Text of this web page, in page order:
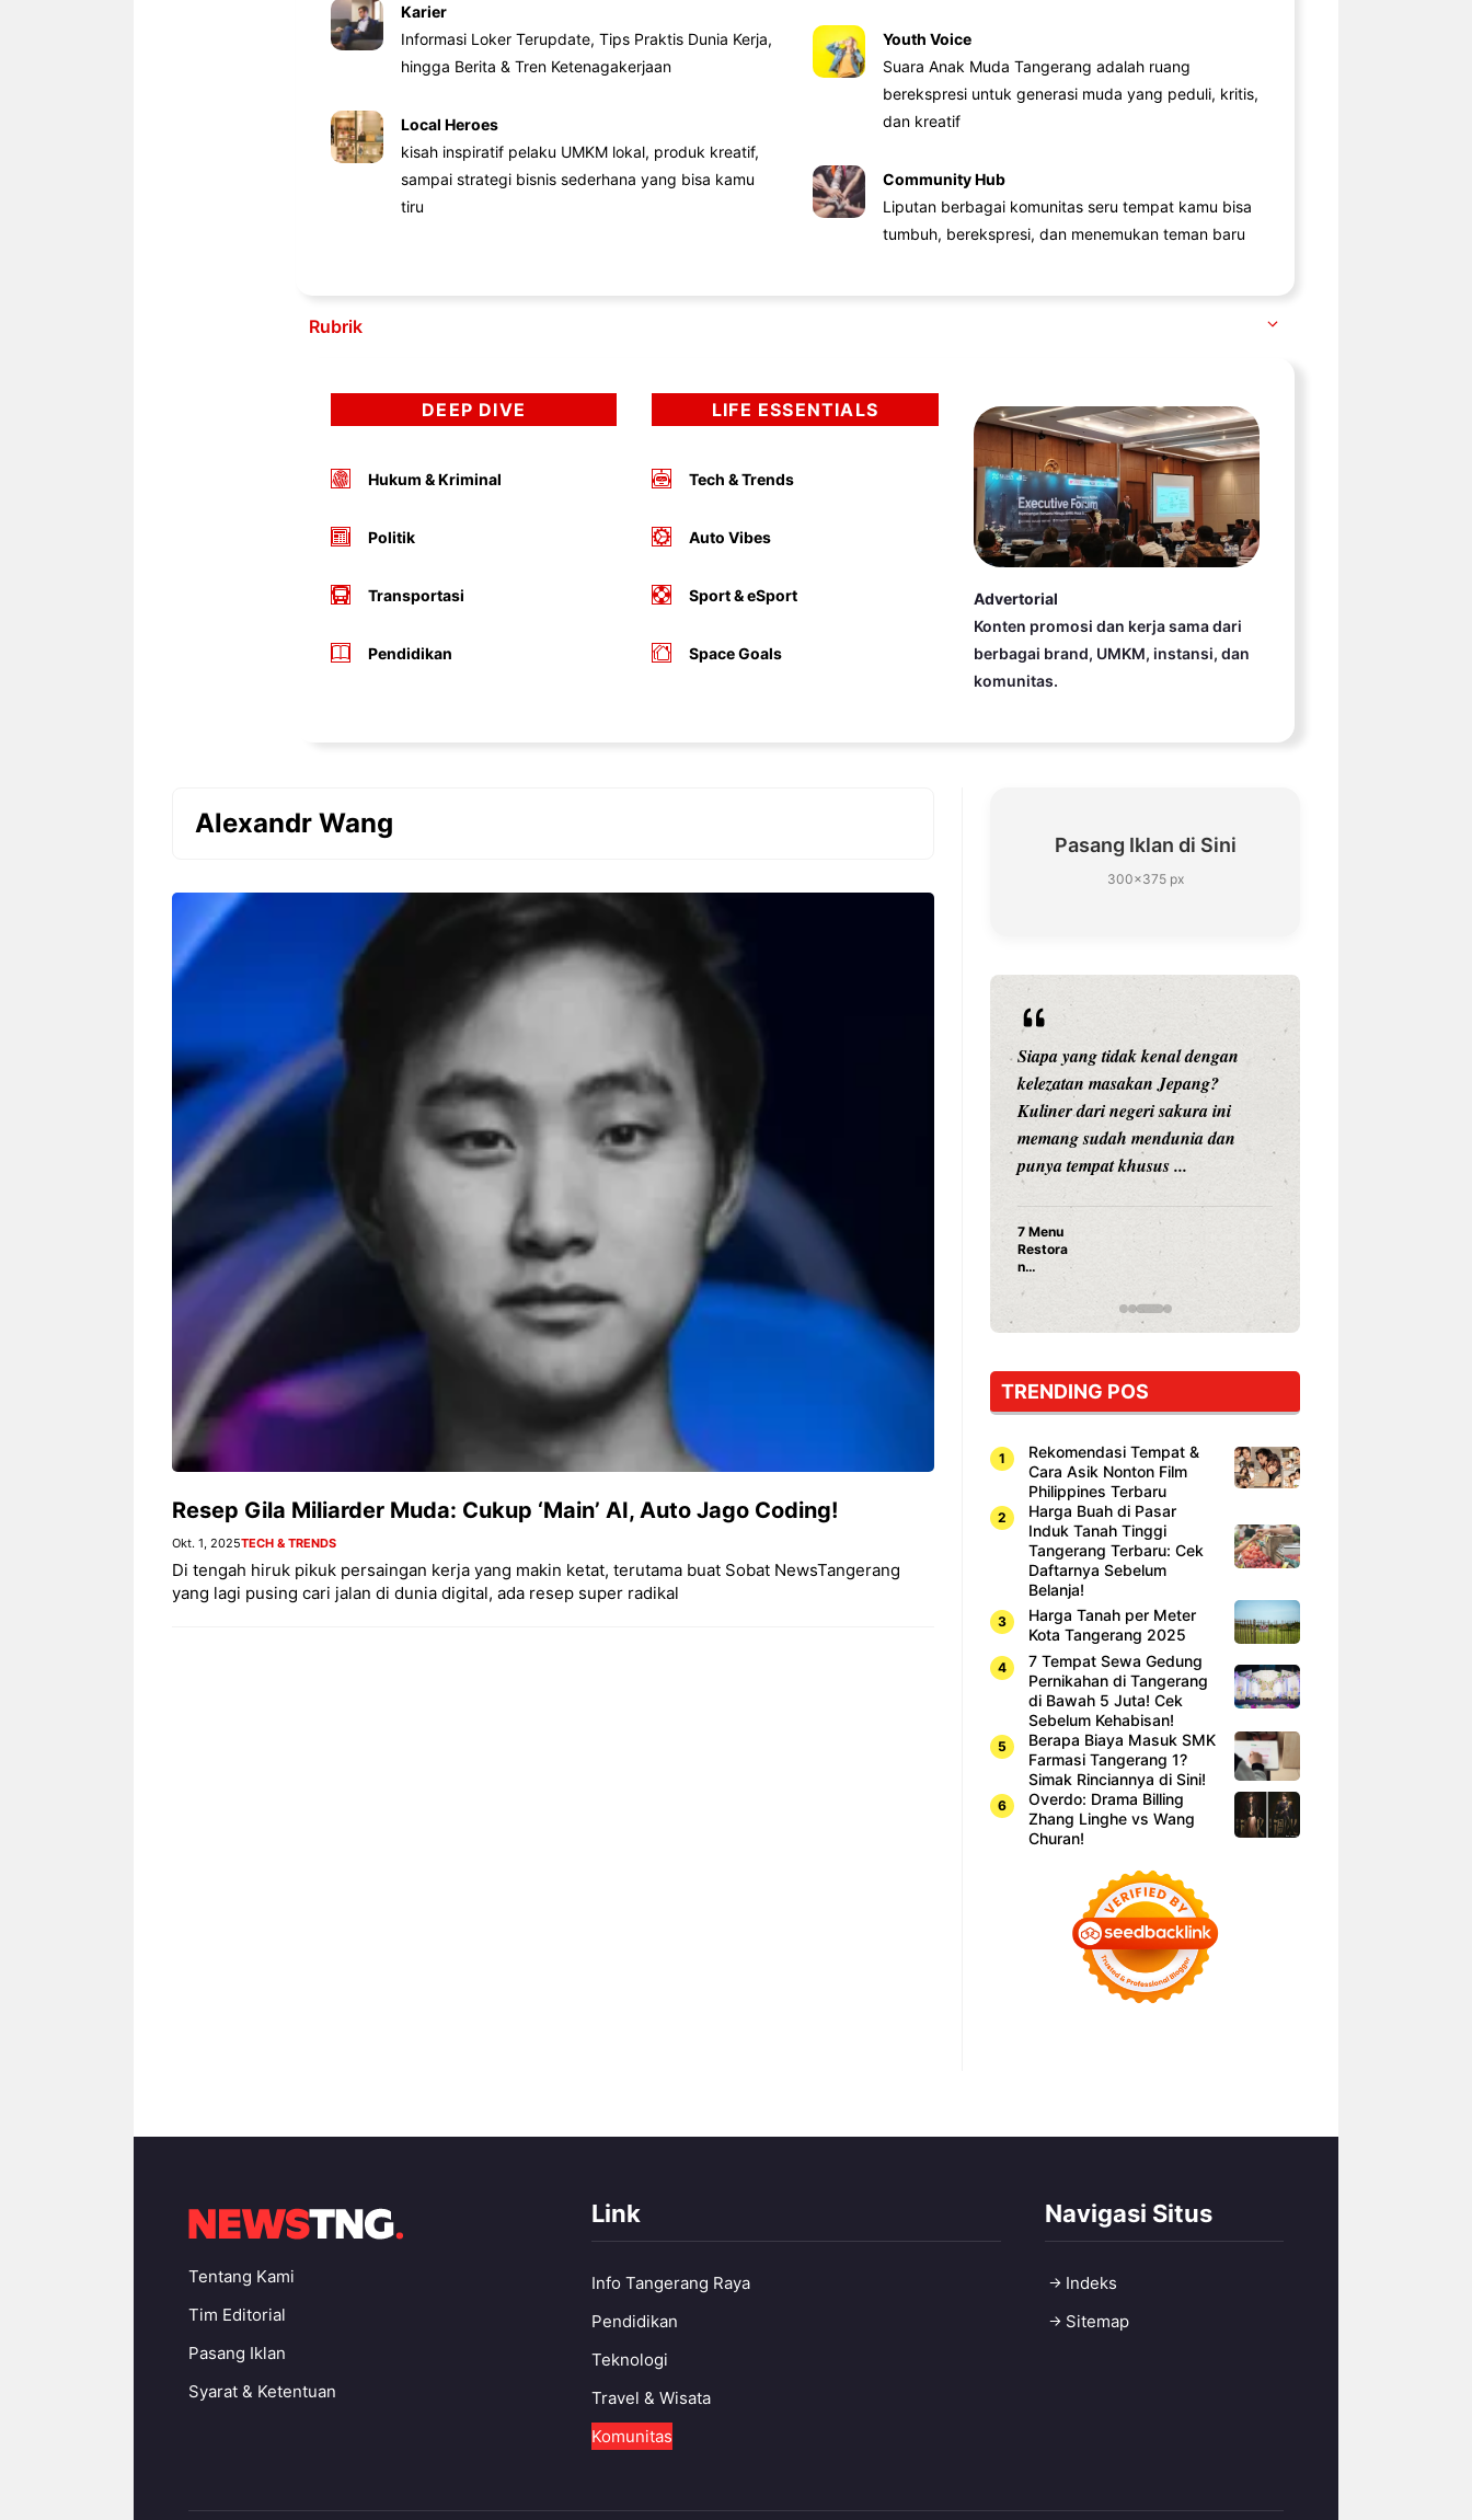
Karier
Informasi Loker Terupdate, Tips Praktis Dunia Kerja,
hingga Berita & Tren Ketenagakerjaan
Local Heroes
kisah inspiratif pelaku UMKM lokal, produk kreatif,
sampai strategi bisnis sederhana yang bisa kamu
tiru
Youth Voice
Suara Anak Muda Tangerang adalah ruang
berekspresi untuk generasi muda yang peduli, kritis,
dan kreatif
Community Hub
Liputan berbagai komunitas seru tempat kamu bisa
tumbuh, berekspresi, dan menemukan teman baru
Rubrik
DEEP DIVE
Hukum & Kriminal
Politik
Transportasi
Pendidikan
LIFE ESSENTIALS
Tech & Trends
Auto Vibes
Sport & eSport
Space Goals
Advertorial
Konten promosi dan kerja sama dari
berbagai brand, UMKM, instansi, dan
komunitas.
Alexandr Wang
Resep Gila Miliarder Muda: Cukup ‘Main’ AI, Auto Jago Coding!
Okt. 1, 2025TECH & TRENDS
Di tengah hiruk pikuk persaingan kerja yang makin ketat, terutama buat Sobat NewsTangerang
yang lagi pusing cari jalan di dunia digital, ada resep super radikal
Pasang Iklan di Sini
300×375 px
Siapa sangka, dua nama besar di
dunia hiburan, Nunung Srimulat
dan Vicky Prasetyo, kini merambah
dunia kuliner dengan membuka
Nunung Srimulat & Vicky
Prasetyo Buka Restoran
Ayam Panggang! Cuma Rp
15 Ribu, Resep Rahasia
Bandung – Menyambut pergantian
tahun 2026, restoran all you can
eat Kakkoii All You Can Eat
Bandung menghadirkan
penawaran spesial ...
Sambut 2026, Kakkoii
Bandung Hadirkan Pesta All
You Can Eat Mulai Rp
ngerjain sesuatu cuma buat iseng-
iseng, eh ternyata malah jadi
peluang bisnis yang
menguntungkan? Nah, itulah ...
Dari Iseng Jadi Cuan: Kisah
Siapa yang tidak kenal dengan
kelezatan masakan Jepang?
Kuliner dari negeri sakura ini
memang sudah mendunia dan
punya tempat khusus ...
7 Menu
Restora
n
yang
Dicoba,
Cuma
Sushi!
TRENDING POS
Rekomendasi Tempat &
Cara Asik Nonton Film
Philippines Terbaru
Harga Buah di Pasar
Induk Tanah Tinggi
Tangerang Terbaru: Cek
Daftarnya Sebelum
Belanja!
Harga Tanah per Meter
Kota Tangerang 2025
7 Tempat Sewa Gedung
Pernikahan di Tangerang
di Bawah 5 Juta! Cek
Sebelum Kehabisan!
Berapa Biaya Masuk SMK
Farmasi Tangerang 1?
Simak Rinciannya di Sini!
Overdo: Drama Billing
Zhang Linghe vs Wang
Churan!
Tentang Kami
Tim Editorial
Pasang Iklan
Syarat & Ketentuan
Link
Info Tangerang Raya
Pendidikan
Teknologi
Travel & Wisata
Komunitas
Navigasi Situs
Indeks
Sitemap